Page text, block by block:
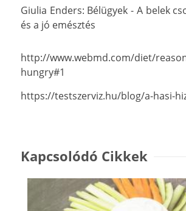
Giulia Enders: Bélügyek - A belek
és a jó emésztés
http://www.webmd.com/diet/
hungry#1
https://testszerviz.hu/blog/a-hasi-
Kapcsolódó Cikkek